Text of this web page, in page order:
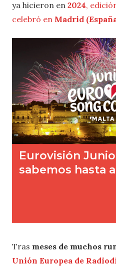
ya hicieron en 2024,
celebró en Madrid
Tras meses de muchos
Unión Europea de